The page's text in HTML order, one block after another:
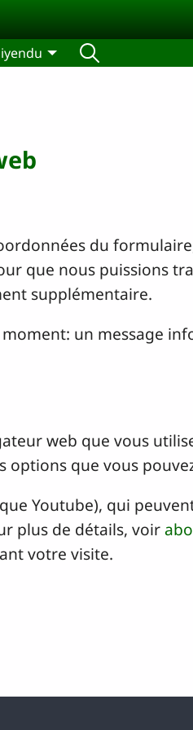
du
que nous puissions
supplémentaire.
un message
web que vous
que vous
Youtube), qui
plus de détails, voir
votre visite.